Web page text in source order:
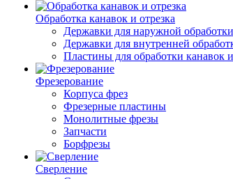
Обработка канавок и отрезка
Державки для наружной обработки
Державки для внутренней
Пластины для обработки канавок
Фрезерование
Корпуса фрез
Фрезерные пластины
Монолитные фрезы
Запчасти
Борфрезы
Сверление